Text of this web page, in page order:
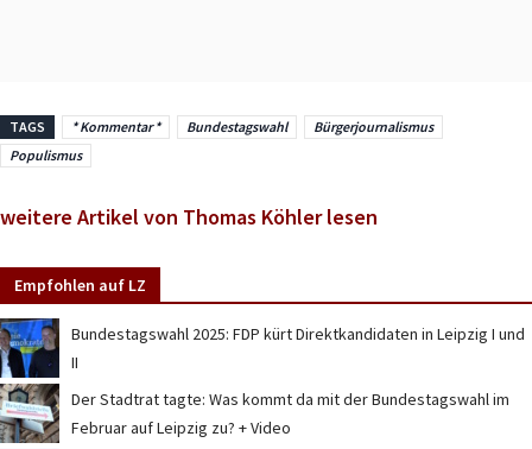
TAGS * Kommentar * Bundestagswahl
Bürgerjournalismus
Populismus
weitere Artikel von Thomas Köhler lesen
Empfohlen auf LZ
Bundestagswahl 2025: FDP kürt Direktkandidaten in Leipzig I und
II
Der Stadtrat tagte: Was kommt da mit der Bundestagswahl im
Februar auf Leipzig zu? + Video